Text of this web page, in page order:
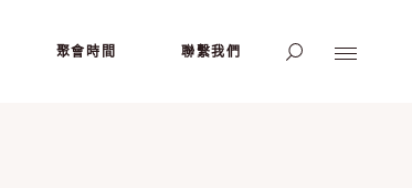
聚會時間 聯繫我們